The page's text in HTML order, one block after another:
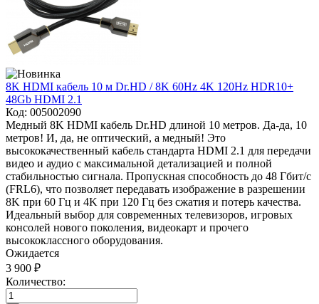
8K HDMI кабель 10 м Dr.HD / 8K 60Hz 4K 120Hz HDR10+
48Gb HDMI 2.1
Код: 005002090
Медный 8K HDMI кабель Dr.HD длиной 10 метров. Да-да, 10
метров! И, да, не оптический, а медный! Это
высококачественный кабель стандарта HDMI 2.1 для передачи
видео и аудио с максимальной детализацией и полной
стабильностью сигнала. Пропускная способность до 48 Гбит/с
(FRL6), что позволяет передавать изображение в разрешении
8K при 60 Гц и 4K при 120 Гц без сжатия и потерь качества.
Идеальный выбор для современных телевизоров, игровых
консолей нового поколения, видеокарт и прочего
высококлассного оборудования.
Ожидается
3 900 ₽
Количество: